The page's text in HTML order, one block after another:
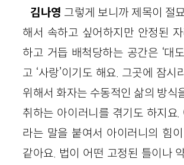
김나영 그렇게 보니까 제목이 절
해서 속하고 싶어하지만 안정된
하고 거듭 배척당하는 공간은 ‘대
고 ‘사랑’이기도 해요. 그곳에 잠시
위해서 화자는 수동적인 삶의 방식
취하는 아이러니를 겪기도 하지요.
라는 말을 붙여서 아이러니의 힘
같아요. 법이 어떤 고정된 틀이나